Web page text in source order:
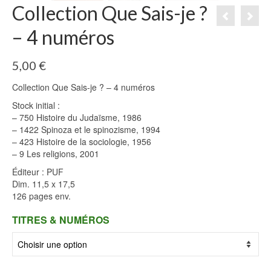
Collection Que Sais-je ?
– 4 numéros
5,00 €
Collection Que Sais-je ? – 4 numéros
Stock initial :
– 750 Histoire du Judaïsme, 1986
– 1422 Spinoza et le spinozisme, 1994
– 423 Histoire de la sociologie, 1956
– 9 Les religions, 2001
Éditeur : PUF
Dim. 11,5 x 17,5
126 pages env.
TITRES & NUMÉROS